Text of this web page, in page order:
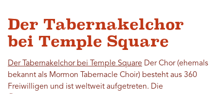
Der Tabernakelchor
bei Temple Square
Der Tabernakelchor bei Temple Square Der Chor (ehemals
bekannt als Mormon Tabernacle Choir) besteht aus 360
Freiwilligen und ist weltweit aufgetreten. Die